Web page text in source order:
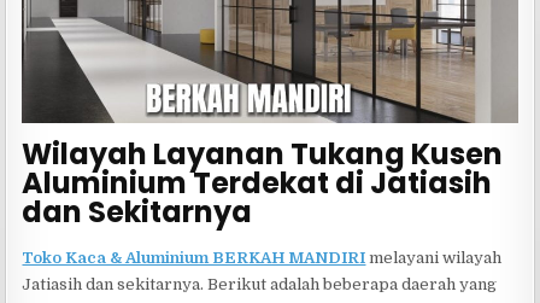
Wilayah Layanan Tukang Kusen
Aluminium Terdekat di Jatiasih
dan Sekitarnya
Toko Kaca & Aluminium BERKAH MANDIRI melayani wilayah
Jatiasih dan sekitarnya. Berikut adalah beberapa daerah yang